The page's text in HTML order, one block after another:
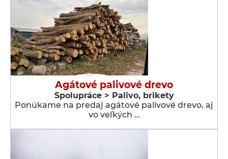
Agátové palivové drevo
Spolupráce > Palivo, brikety
Ponúkame na predaj agátové palivové drevo, aj
vo veľkých …